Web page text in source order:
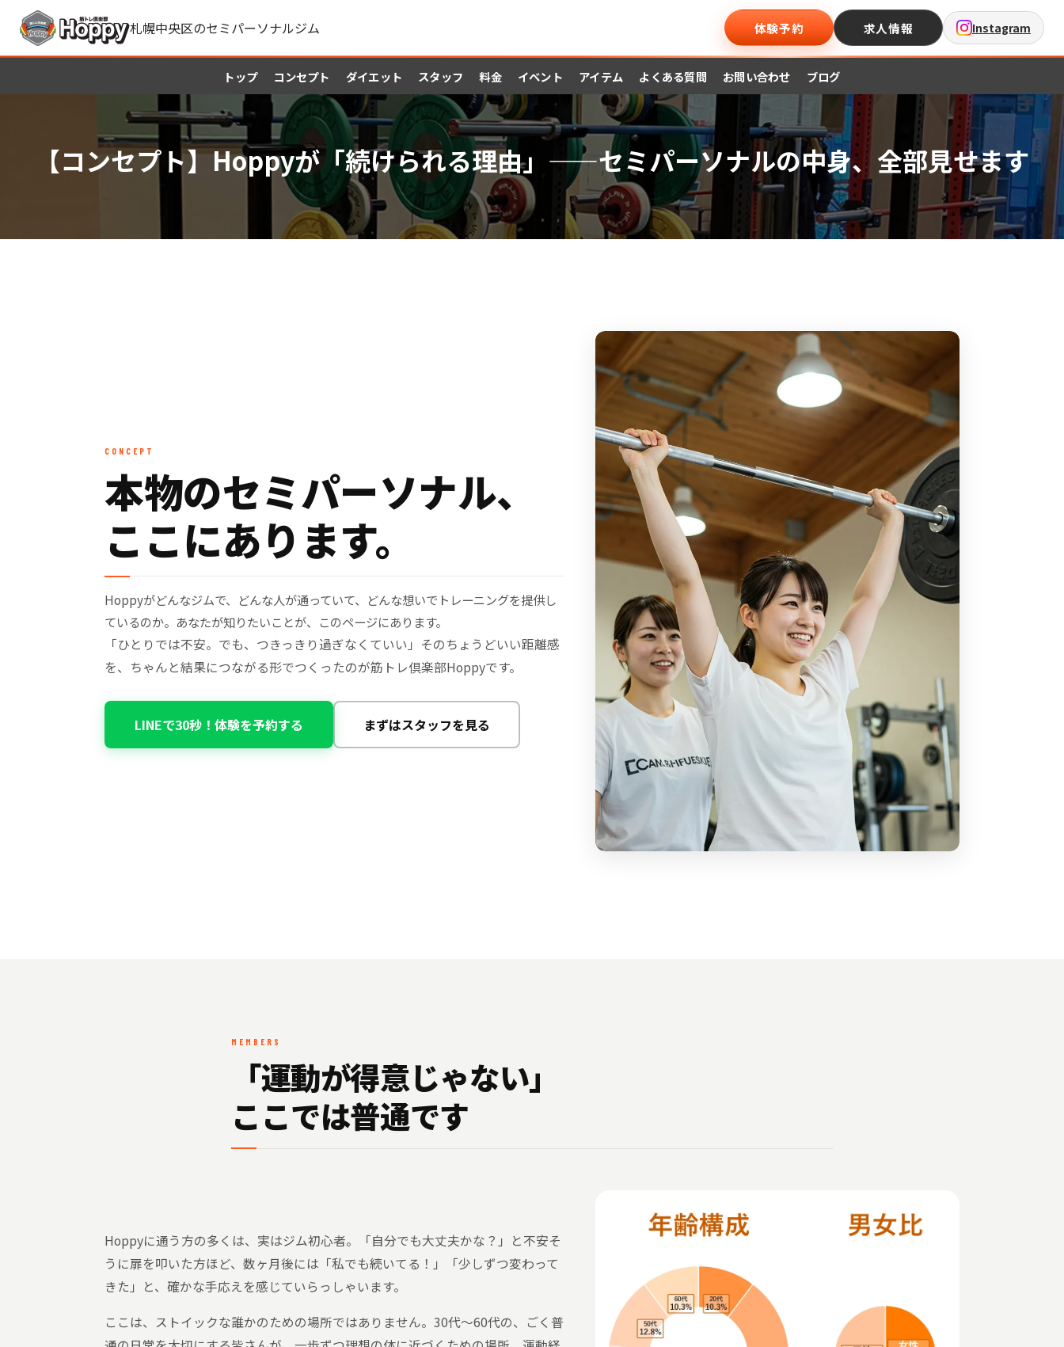
札幌中央区のセミパーソナルジム 体験予約 求人情報 Instagram
トップ コンセプト ダイエット スタッフ 料金 イベント アイテム よくある質問 お問い合わせ ブログ
【コンセプト】Hoppyが「続けられる理由」——セミパーソナルの中身、全部見せます
CONCEPT
本物のセミパーソナル、
ここにあります。
Hoppyがどんなジムで、どんな人が通っていて、どんな想いでトレーニングを提供し
ているのか。あなたが知りたいことが、このページにあります。
「ひとりでは不安。でも、つきっきり過ぎなくていい」そのちょうどいい距離感
を、ちゃんと結果につながる形でつくったのが筋トレ倶楽部Hoppyです。
LINEで30秒！体験を予約する まずはスタッフを見る
MEMBERS
「運動が得意じゃない」
ここでは普通です
Hoppyに通う方の多くは、実はジム初心者。「自分でも大丈夫かな？」と不安そ
うに扉を叩いた方ほど、数ヶ月後には「私でも続いてる！」「少しずつ変わって
きた」と、確かな手応えを感じていらっしゃいます。
ここは、ストイックな誰かのための場所ではありません。30代〜60代の、ごく普